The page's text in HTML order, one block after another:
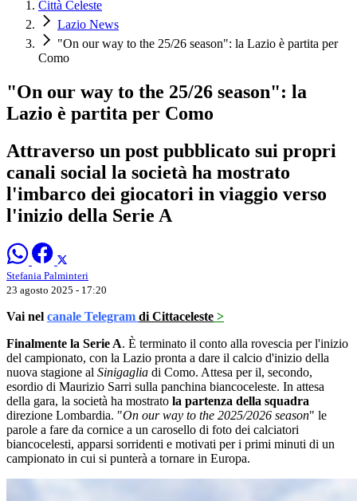
Città Celeste
Lazio News
"On our way to the 25/26 season": la Lazio è partita per
Como
"On our way to the 25/26 season": la
Lazio è partita per Como
Attraverso un post pubblicato sui propri
canali social la società ha mostrato
l'imbarco dei giocatori in viaggio verso
l'inizio della Serie A
Stefania Palminteri
23 agosto 2025 - 17:20
Vai nel canale Telegram di Cittaceleste >
Finalmente la Serie A. È terminato il conto alla rovescia per l'inizio
del campionato, con la Lazio pronta a dare il calcio d'inizio della
nuova stagione al Sinigaglia di Como. Attesa per il, secondo,
esordio di Maurizio Sarri sulla panchina biancoceleste. In attesa
della gara, la società ha mostrato la partenza della squadra
direzione Lombardia. "On our way to the 2025/2026 season" le
parole a fare da cornice a un carosello di foto dei calciatori
biancocelesti, apparsi sorridenti e motivati per i primi minuti di un
campionato in cui si punterà a tornare in Europa.